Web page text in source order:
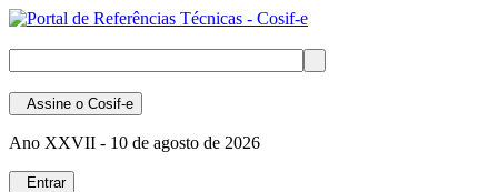
Assine o Cosif-e
Ano XXVII - 10 de agosto de 2026
Entrar